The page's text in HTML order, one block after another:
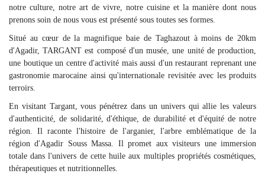
notre culture, notre art de vivre, notre cuisine et la manière dont nous
prenons soin de nous vous est présenté sous toutes ses formes.
Situé au cœur de la magnifique baie de Taghazout à moins de 20km
d'Agadir, TARGANT est composé d'un musée, une unité de production,
une boutique un centre d'activité mais aussi d'un restaurant reprenant une
gastronomie marocaine ainsi qu'internationale revisitée avec les produits
terroirs.
En visitant Targant, vous pénétrez dans un univers qui allie les valeurs
d'authenticité, de solidarité, d'éthique, de durabilité et d'équité de notre
région. Il raconte l'histoire de l'arganier, l'arbre emblématique de la
région d'Agadir Souss Massa. Il promet aux visiteurs une immersion
totale dans l'univers de cette huile aux multiples propriétés cosmétiques,
thérapeutiques et nutritionnelles.